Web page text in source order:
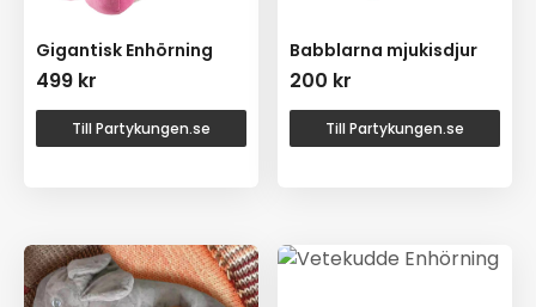
Gigantisk Enhörning
499 kr
Till Partykungen.se
Babblarna mjukisdjur
200 kr
Till Partykungen.se